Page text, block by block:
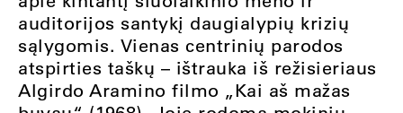
auditorijos santykį daugialypių krizių
sąlygomis. Vienas centrinių parodos
atspirties taškų – ištrauka iš režisieriaus
Algirdo Aramino filmo „Kai aš mažas